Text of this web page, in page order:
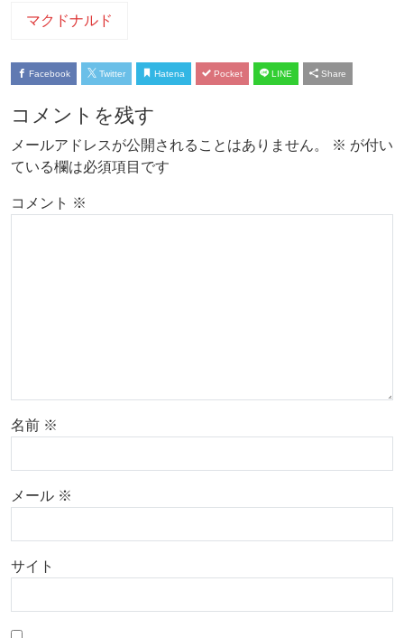
マクドナルド
Facebook Twitter Hatena Pocket LINE Share
コメントを残す
メールアドレスが公開されることはありません。 ※ が付い
ている欄は必須項目です
コメント ※
名前 ※
メール ※
サイト